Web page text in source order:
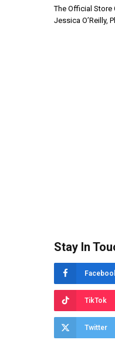
The Official Store
Jessica O’Reilly,
Stay In
TikTok
Twitter